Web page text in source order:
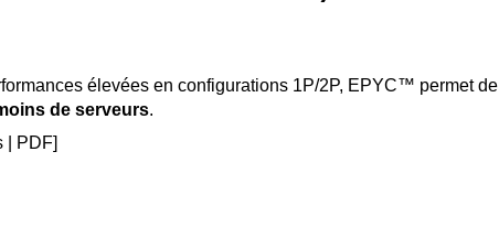
élevées en configurations 1P/2P, EPYC™ permet de
de serveurs.
| PDF]